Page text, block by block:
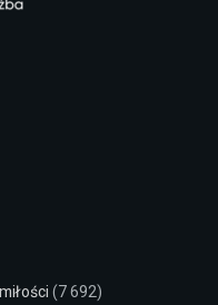
(7 692)